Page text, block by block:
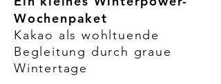
Wochenpaket
Kakao als wohltuende
Begleitung durch graue
Wintertage